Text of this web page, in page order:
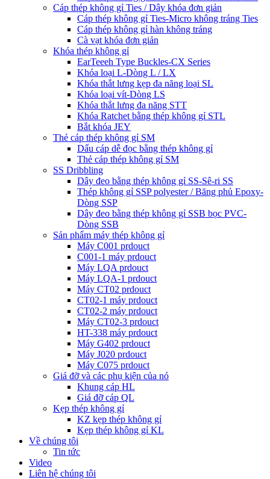
Cáp thép không gỉ Ties / Dây khóa đơn giản
Cáp thép không gỉ Ties-Micro không tráng Ties
Cáp thép không gỉ hàn không tráng
Cà vạt khóa đơn giản
Khóa thép không gỉ
EarTeeeh Type Buckles-CX Series
Khóa loại L-Dòng L / LX
Khóa thắt lưng kẹp đa năng loại SL
Khóa loại vít-Dòng LS
Khóa thắt lưng đa năng STT
Khóa Ratchet bằng thép không gỉ STL
Bắt khóa JEY
Thẻ cáp thép không gỉ SM
Dấu cáp dễ đọc bằng thép không gỉ
Thẻ cáp thép không gỉ SM
SS Dribbling
Dây đeo bằng thép không gỉ SS-Sê-ri SS
Thép không gỉ SSP polyester / Băng phủ Epoxy-
Dòng SSP
Dây đeo bằng thép không gỉ SSB bọc PVC-
Dòng SSB
Sản phẩm máy thép không gỉ
Máy C001 prdouct
C001-1 máy prdouct
Máy LQA prdouct
Máy LQA-1 prdouct
Máy CT02 prdouct
CT02-1 máy prdouct
CT02-2 máy prdouct
Máy CT02-3 prdouct
HT-338 máy prdouct
Máy G402 prdouct
Máy J020 prdouct
Máy C075 prdouct
Giá đỡ và các phụ kiện của nó
Khung cáp HL
Giá đỡ cáp QL
Kẹp thép không gỉ
KZ kẹp thép không gỉ
Kẹp thép không gỉ KL
Về chúng tôi
Tin tức
Video
Liên hệ chúng tôi